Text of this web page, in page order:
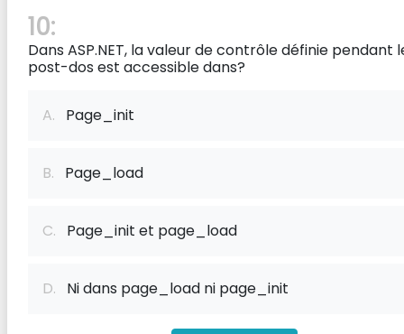
10:
Dans ASP.NET, la valeur de contrôle définie pendant
post-dos est accessible dans?
A. Page_init
B. Page_load
C. Page_init et page_load
D. Ni dans page_load ni page_init